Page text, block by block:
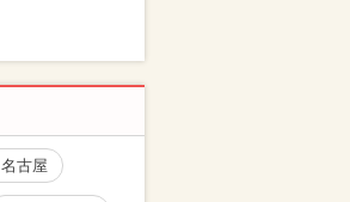
名古屋